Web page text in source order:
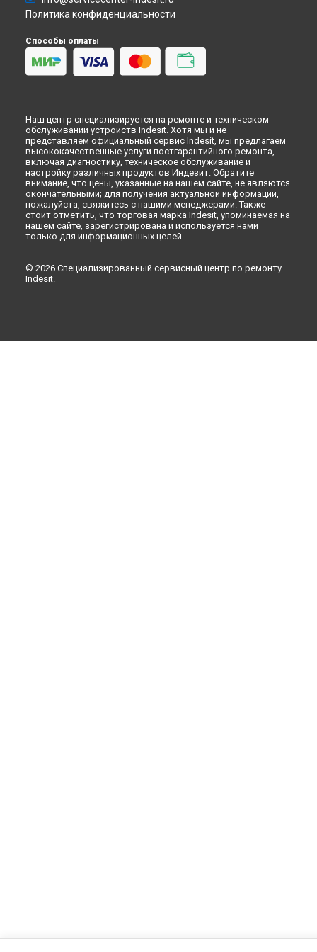
Ремонт варочной панели PIM 640 A (BK) Indesit в
Ремонт варочной панели PIM 640 A (BK) Indesit в
Ремонт варочной панели PIM 640 A (BK) Indesit в
Ремонт варочной панели PIM 640 A (BK) Indesit в
Политика конфиденциальности
Способы оплаты
Наш центр специализируется на ремонте и техническом
обслуживании устройств Indesit. Хотя мы и не
представляем официальный сервис Indesit, мы предлагаем
высококачественные услуги постгарантийного ремонта,
включая диагностику, техническое обслуживание и
настройку различных продуктов Индезит. Обратите
внимание, что цены, указанные на нашем сайте, не являются
окончательными; для получения актуальной информации,
пожалуйста, свяжитесь с нашими менеджерами. Также
стоит отметить, что торговая марка Indesit, упоминаемая на
нашем сайте, зарегистрирована и используется нами
только для информационных целей.
© 2026 Специализированный сервисный центр по ремонту
Indesit.